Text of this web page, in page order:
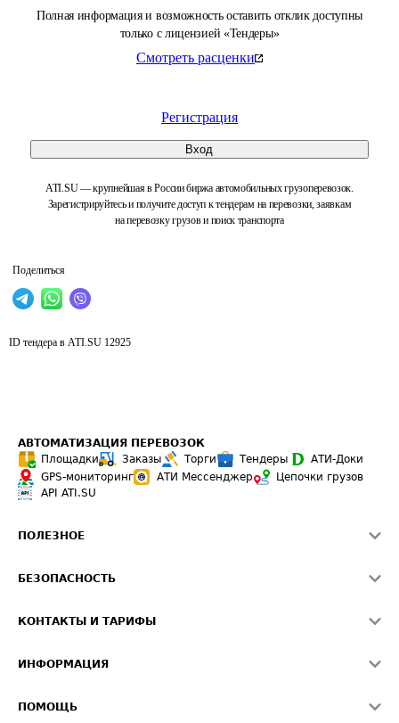
Полная информация и возможность оставить отклик доступны
только с лицензией «Тендеры»
Смотреть расценки
Регистрация
Вход
ATI.SU — крупнейшая в России биржа автомобильных грузоперевозок.
Зарегистрируйтесь и получите доступ к тендерам на перевозки, заявкам
на перевозку грузов и поиск транспорта
Поделиться
ID тендера в ATI.SU 12925
АВТОМАТИЗАЦИЯ ПЕРЕВОЗОК
Площадки
Заказы Торги Тендеры
АТИ-Доки
GPS-мониторинг
АТИ Мессенджер
Цепочки грузов
API ATI.SU
ПОЛЕЗНОЕ
Звезды ATI.SU на вашем сайте
Средние ставки
БЕЗОПАСНОСТЬ
Светофор+
О формировании Паспорта
КОНТАКТЫ И ТАРИФЫ
Реклама на сайте
ИНФОРМАЦИЯ
ПОМОЩЬ